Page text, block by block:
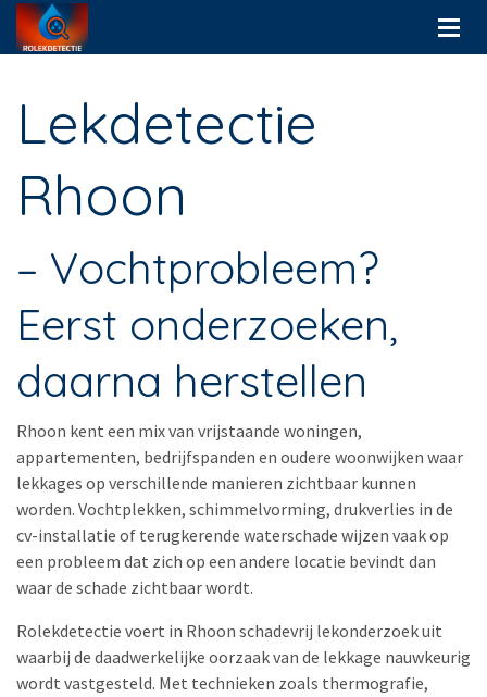
Lekdetectie
Rhoon
– Vochtprobleem?
Eerst onderzoeken,
daarna herstellen
Rhoon kent een mix van vrijstaande woningen,
appartementen, bedrijfspanden en oudere woonwijken waar
lekkages op verschillende manieren zichtbaar kunnen
worden. Vochtplekken, schimmelvorming, drukverlies in de
cv-installatie of terugkerende waterschade wijzen vaak op
een probleem dat zich op een andere locatie bevindt dan
waar de schade zichtbaar wordt.
Rolekdetectie voert in Rhoon schadevrij lekonderzoek uit
waarbij de daadwerkelijke oorzaak van de lekkage nauwkeurig
wordt vastgesteld. Met technieken zoals thermografie,